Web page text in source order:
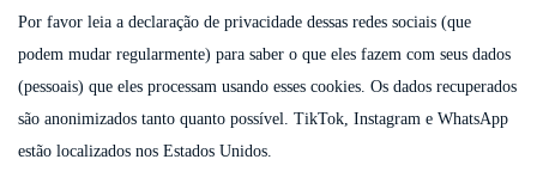
Por favor leia a declaração de privacidade dessas redes sociais (que
podem mudar regularmente) para saber o que eles fazem com seus dados
(pessoais) que eles processam usando esses cookies. Os dados recuperados
são anonimizados tanto quanto possível. TikTok, Instagram e WhatsApp
estão localizados nos Estados Unidos.